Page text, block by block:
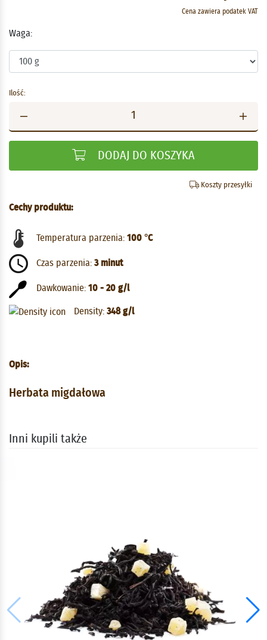
Cena zawiera podatek VAT
Waga:
Ilość:
DODAJ DO KOSZYKA
Koszty przesyłki
Cechy produktu:
Temperatura parzenia: 100 °C
Czas parzenia: 3 minut
Dawkowanie: 10 - 20 g/l
Density: 348 g/l
Opis:
Herbata migdałowa
Inni kupili także